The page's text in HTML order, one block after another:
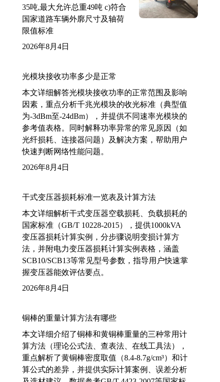
35吨,最大允许总重49吨 c)符合
国家道路车辆外廓尺寸及轴荷
限值标准
2026年8月4日
光模块接收功率多少是正常
本文详细解答光模块接收功率的正常范围及影响
因素，重点分析千兆光模块的收光标准（典型值
为-3dBm至-24dBm），并提供不同速率光模块的
参考值表格。同时解释功率异常的常见原因（如
光纤损耗、连接器问题）及解决方案，帮助用户
快速判断网络性能问题。
2026年8月4日
干式变压器损耗标准一览表及计算方法
本文详细解析干式变压器空载损耗、负载损耗的
国家标准（GB/T 10228-2015），提供1000kVA
变压器损耗计算实例，分步骤说明变损计算方
法，并附电力变压器损耗计算实例表格，涵盖
SCB10/SCB13等常见型号参数，指导用户快速掌
握变压器能效评估要点。
2026年8月4日
铜棒的重量计算方法有哪些
本文详细介绍了铜棒和黄铜棒重量的三种常用计
算方法（理论公式法、查表法、在线工具法），
重点解析了黄铜棒密度取值（8.4-8.7g/cm³）和计
算公式的差异，并提供实际计算案例、误差分析